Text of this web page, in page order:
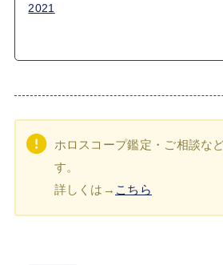
2021
ホロスコープ鑑定・ご相談な
す。
詳しくは→ こちら